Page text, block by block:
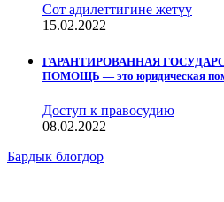
Сот адилеттигине жетүү
15.02.2022
ГАРАНТИРОВАННАЯ
ПОМОЩЬ — это юридическая
Доступ к правосудию
08.02.2022
Бардык блогдор